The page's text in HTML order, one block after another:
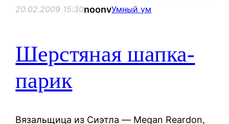
20.02.2009 15:30noonvУмный ум
Шерстяная шапка-
парик
Вязальщица из Сиэтла — Megan Reardon,